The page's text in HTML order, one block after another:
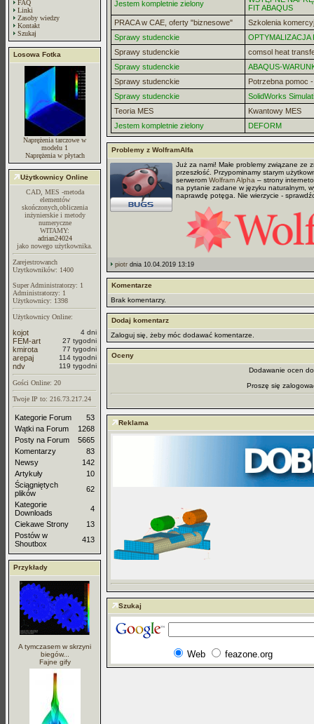
FAQ
Linki
Zasoby wiedzy
Kontakt
Szukaj
Losowa Fotka
Naprężenia tarczowe w
modelu 1
Naprężenia w płytach
Użytkownicy Online
CAD, MES -metoda
elementów
skończonych,obliczenia
inżynierskie i metody
numeryczne
WITAMY:
adrian24024
jako nowego użytkownika.
Zarejestrowanch
Uzytkowników: 1400
Super Administratorzy: 1
Administratorzy: 1
Użytkownicy: 1398
Użytkownicy Online:
kojot 4 dni
FEM-art 27 tygodni
kmirota 77 tygodni
arepaj 114 tygodni
ndv 119 tygodni
Gości Online: 20
Twoje IP to: 216.73.217.24
Kategorie Forum
53
Wątki na Forum
1268
Posty na Forum
5665
Komentarzy
83
Newsy
142
Artykuły
10
Ściągniętych
plików
62
Kategorie
Downloads
4
Ciekawe Strony
13
Postów w
Shoutbox
413
Przykłady
A tymczasem w skrzyni
biegów...
Fajne gify
Jestem kompletnie zielony
FIT ABAQUS
PRACA w CAE, oferty "biznesowe"
Szkolenia
Sprawy studenckie
OPTYMALIZACJA
Sprawy studenckie
comsol heat
Sprawy studenckie
ABAQUS-
Sprawy studenckie
Potrzebna pomoc
Sprawy studenckie
SolidWorks
Teoria MES
Kwantowy MES
Jestem kompletnie zielony
DEFORM
Problemy z WolframAlfa
Już za nami! Małe problemy związane ze
przeszłość. Przypominamy starym
serwerom Wolfram Alpha – strony
na pytanie zadane w języku naturalnym,
naprawdę potęga. Nie wierzycie -
piotr dnia 10.04.2019 13:19
Komentarze
Brak komentarzy.
Dodaj komentarz
Zaloguj się, żeby móc dodawać komentarze.
Oceny
Dodawanie ocen
Proszę się
Reklama
Szukaj
Web feazone.org